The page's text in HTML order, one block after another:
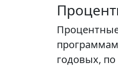
программам
годовых,